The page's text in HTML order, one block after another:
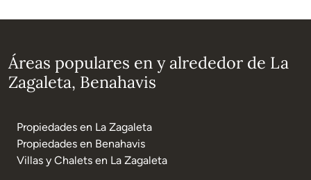
Áreas populares en y alrededor de La
Zagaleta, Benahavis
Propiedades en La Zagaleta
Propiedades en Benahavis
Villas y Chalets en La Zagaleta